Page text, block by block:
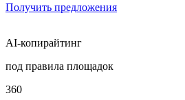
Получить предложения
AI-копирайтинг
под правила площадок
360